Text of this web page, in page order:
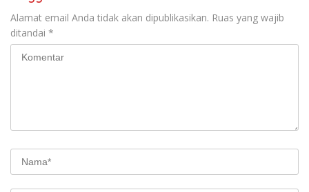
Alamat email Anda tidak akan dipublikasikan. Ruas yang wajib
ditandai *